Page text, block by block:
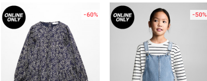
-60% -50%